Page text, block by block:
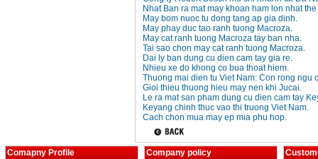
Nhat Ban ra mat may khoan ham lon nhat
May bom nuoc tu dong tang ap gia dinh.
May phay duc tao ranh tuong Macroza.
May cat ranh tuong Macroza tay ban nha.
Tai sao chon may cat ranh tuong Macroza.
Dai ly ban dung cu dien cam tay gia re.
Nhieu xe do khong co bua thoat hiem.
Thuong mai dien tu Viet Nam: Con rong ngu
Gioi thieu thuong hieu may nen khi Jucai.
Le ra mat san pham dung cu dien cam tay
Keyang chinh thuc vao thi truong Viet Nam.
Cach chon mua may ep mia phu hop.
Comapny Profile
Company policy